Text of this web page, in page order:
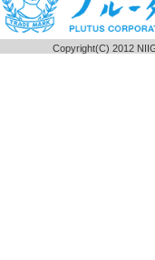
Copyright(C) 2012